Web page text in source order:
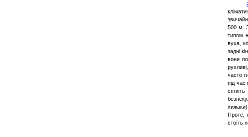
500 м.
типом
вуха,
задні
вони
часто
під час
Проте,
стоїть